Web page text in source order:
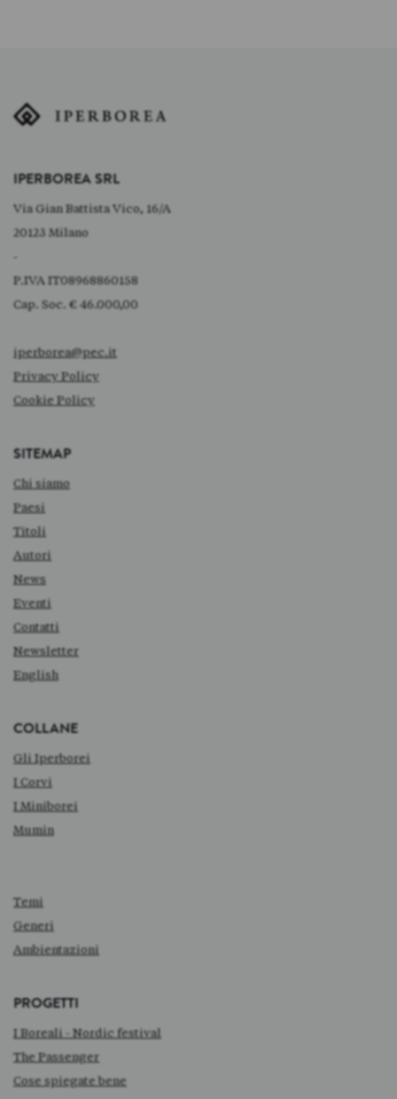
IPERBOREA SRL
Via Gian Battista Vico, 16/A
20123 Milano
-
P.IVA IT08968860158
Cap. Soc. € 46.000,00
iperborea@pec.it
Privacy Policy
Cookie Policy
SITEMAP
Chi siamo
Paesi
Titoli
Autori
News
Eventi
Contatti
Newsletter
English
COLLANE
Gli Iperborei
I Corvi
I Miniborei
Mumin
Temi
Generi
Ambientazioni
PROGETTI
I Boreali - Nordic festival
The Passenger
Cose spiegate bene